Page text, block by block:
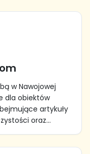
w Nawojowej
dla obiektów
artykuły
oraz...